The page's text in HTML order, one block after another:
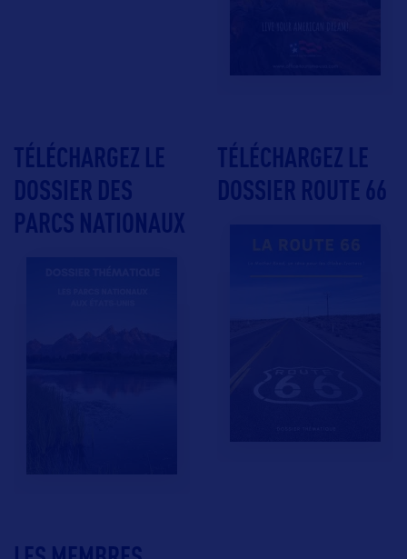
TÉLÉCHARGEZ LE
DOSSIER DES
PARCS NATIONAUX
TÉLÉCHARGEZ LE
DOSSIER ROUTE 66